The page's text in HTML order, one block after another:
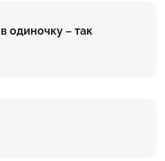
одиночку – так